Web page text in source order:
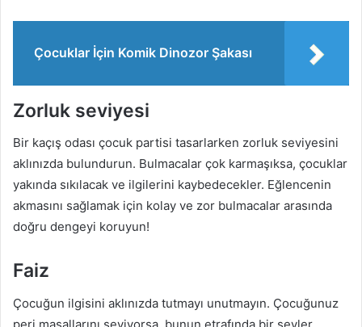
Çocuklar İçin Komik Dinozor Şakası
Zorluk seviyesi
Bir kaçış odası çocuk partisi tasarlarken zorluk seviyesini
aklınızda bulundurun. Bulmacalar çok karmaşıksa, çocuklar
yakında sıkılacak ve ilgilerini kaybedecekler. Eğlencenin
akmasını sağlamak için kolay ve zor bulmacalar arasında
doğru dengeyi koruyun!
Faiz
Çocuğun ilgisini aklınızda tutmayı unutmayın. Çocuğunuz
peri masallarını seviyorsa, bunun etrafında bir şeyler